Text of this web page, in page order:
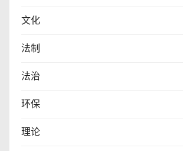
文化
法制
法治
环保
理论